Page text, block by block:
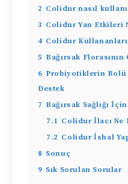
2 Colidur nasıl
3 Colidur Yan Etkileri
4 Colidur
5 Bağırsak
6 Probiyotiklerin Rolü
Destek
7 Bağırsak Sağlığı
7.1 Colidur İlacı Ne
7.2 Colidur İshal
8 Sonuç
9 Sık Sorulan Sorular